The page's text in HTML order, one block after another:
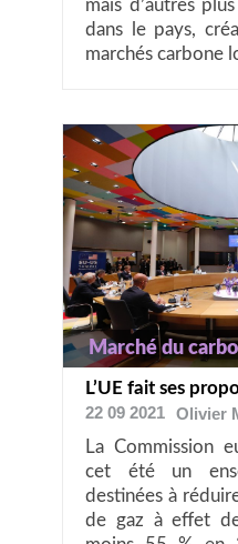
mais d’autres
dans le pays,
marchés carbone
Marché du
L’UE fait ses
22 09 2021
Olivier
La Commission
cet été un
destinées à
de gaz à effet